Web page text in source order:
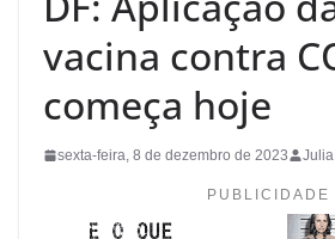
vacina contra
começa hoje
sexta-feira, 8 de dezembro de 2023
PUBLICIDADE